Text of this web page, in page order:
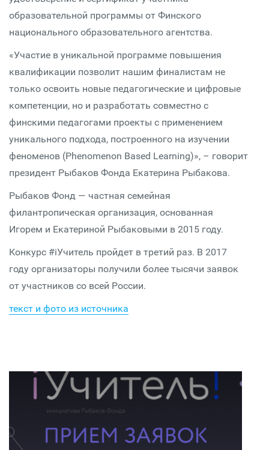
образовательной программы от Финского
национального образовательного агентства.
«Участие в уникальной программе повышения
квалификации позволит нашим финалистам не
только освоить новые педагогические и цифровые
компетенции, но и разработать совместно с
финскими педагогами проекты с применением
уникального подхода, построенного на изучении
феноменов (Phenomenon Based Learning)», – говорит
президент Рыбаков Фонда Екатерина Рыбакова.
Рыбаков Фонд — частная семейная
филантропическая организация, основанная
Игорем и Екатериной Рыбаковыми в 2015 году.
Конкурс #iУчитель пройдет в третий раз. В 2017
году организаторы получили более тысячи заявок
от участников со всей России.
текст и фото из источника